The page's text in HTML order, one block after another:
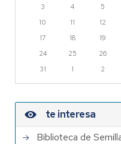
3
4 5
10
11 12
17
18 19
24
25 26
31
1 2
te interesa
Biblioteca de